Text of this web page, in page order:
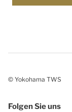
© Yokohama TWS
Folgen Sie uns